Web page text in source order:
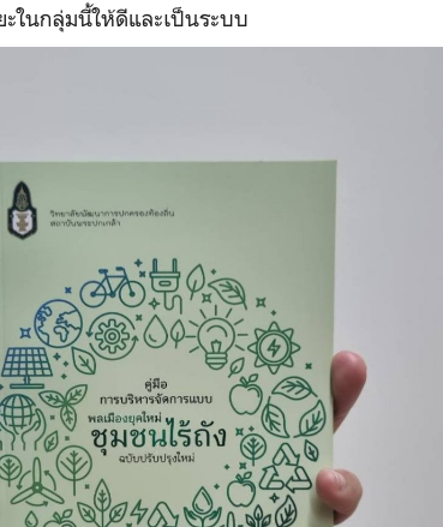
ในกลุ่มนี้ให้ดีและเป็นระบบ